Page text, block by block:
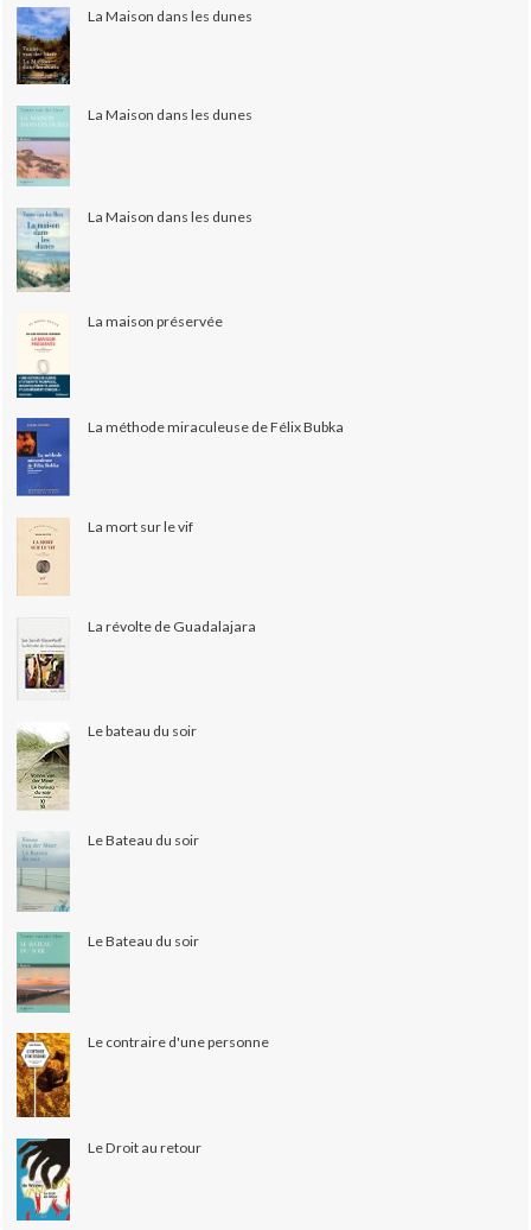
La Maison dans les dunes
La Maison dans les dunes
La Maison dans les dunes
La maison préservée
La méthode miraculeuse de Félix Bubka
La mort sur le vif
La révolte de Guadalajara
Le bateau du soir
Le Bateau du soir
Le Bateau du soir
Le contraire d'une personne
Le Droit au retour